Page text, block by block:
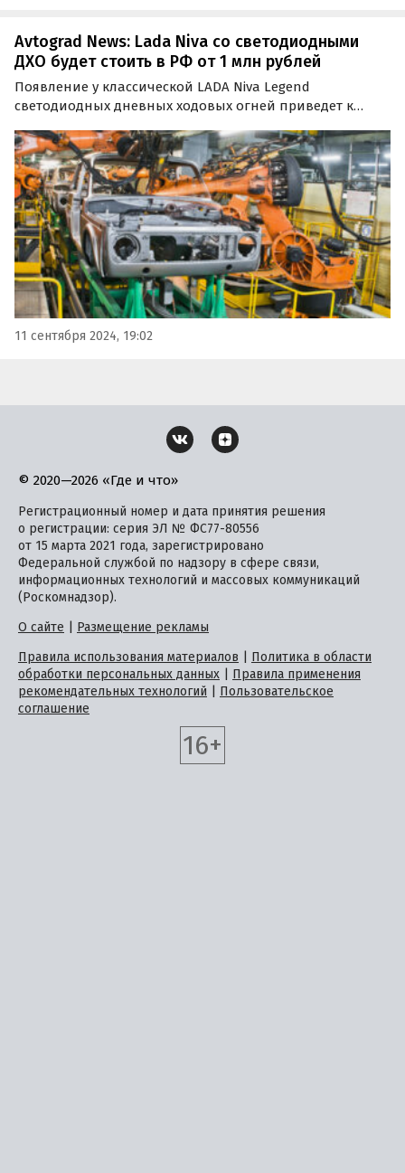
Avtograd News: Lada Niva со светодиодными
ДХО будет стоить в РФ от 1 млн рублей
Появление у классической LADA Niva Legend
светодиодных дневных ходовых огней приведет к
38 тыс. рублей.
11 сентября 2024, 19:02
© 2020—2026 «Где и что»
Регистрационный номер и дата принятия решения
о регистрации: серия ЭЛ № ФС77-80556
от 15 марта 2021 года, зарегистрировано
Федеральной службой по надзору в сфере связи,
информационных технологий и массовых коммуникаций
(Роскомнадзор).
О сайте
Размещение рекламы
Правила использования материалов
Политика в области
обработки персональных данных
Правила применения
рекомендательных технологий
Пользовательское
соглашение
16+